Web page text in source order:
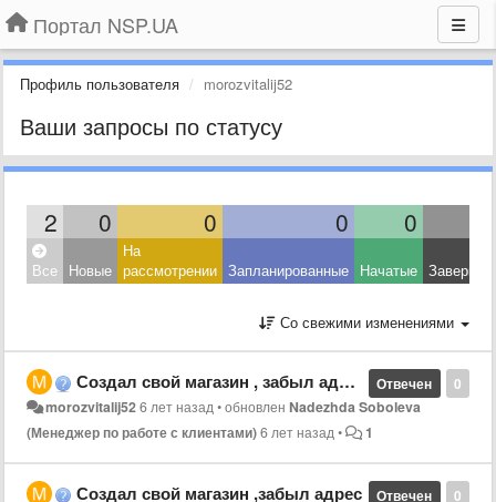
Портал NSP.UA
Профиль пользователя morozvitalij52
Ваши запросы по статусу
2 0 0 0 0
Все Новые
На
рассмотрении Запланированные Начатые
Со свежими изменениями
0
Отвечен
Создал свой магазин , забыл адрес мой ID 4585999
morozvitalij526 лет назад•обновлен Nadezhda Soboleva
(Менеджер по работе с клиентами)6 лет назад• 1
0
Отвечен
Создал свой магазин ,забыл адрес